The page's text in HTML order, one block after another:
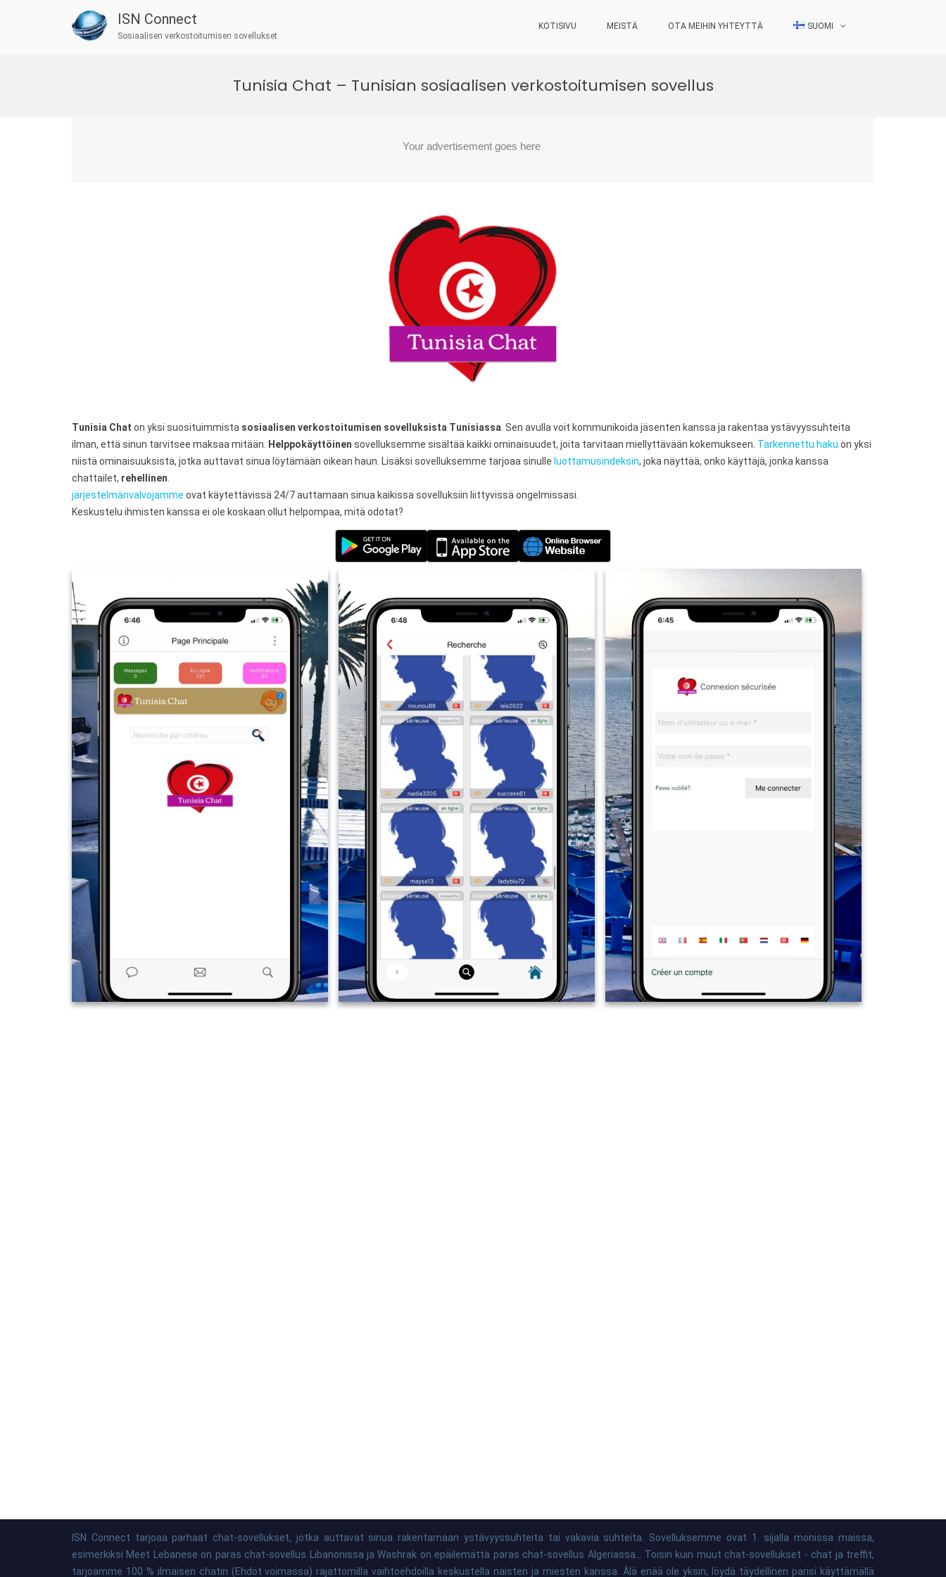
ISN Connect
Sosiaalisen verkostoitumisen sovellukset
KOTISIVU MEISTÄ OTA MEIHIN YHTEYTTÄ SUOMI
Tunisia Chat – Tunisian sosiaalisen verkostoitumisen sovellus
Tunisia Chat on yksi suosituimmista sosiaalisen verkostoitumisen sovelluksista Tunisiassa . Sen avulla voit kommunikoida jäsenten kanssa ja rakentaa ystävyyssuhteita
ilman, että sinun tarvitsee maksaa mitään.
Helppokäyttöinen sovelluksemme sisältää kaikki ominaisuudet, joita tarvitaan miellyttävään kokemukseen. Tarkennettu haku on yksi
niistä ominaisuuksista, jotka auttavat sinua löytämään oikean haun. Lisäksi sovelluksemme tarjoaa sinulle luottamusindeksin, joka näyttää, onko käyttäjä, jonka kanssa
chattailet, rehellinen
järjestelmänvalvojamme ovat käytettävissä 24/7 auttamaan sinua kaikissa sovelluksiin liittyvissä ongelmissasi.
Keskustelu ihmisten kanssa ei ole koskaan ollut helpompaa, mitä odotat?
ISN Connect tarjoaa parhaat chat-sovellukset, jotka auttavat sinua rakentamaan ystävyyssuhteita tai vakavia suhteita. Sovelluksemme ovat 1. sijalla monissa maissa,
esimerkiksi Meet Lebanese on paras chat-sovellus Libanonissa ja Washrak on epäilemättä paras chat-sovellus Algeriassa... Toisin kuin muut chat-sovellukset - chat ja treffit,
tarjoamme 100 % ilmaisen chatin (Ehdot voimassa) rajattomilla vaihtoehdoilla keskustella naisten ja miesten kanssa. Älä enää ole yksin, löydä täydellinen parisi käyttämällä